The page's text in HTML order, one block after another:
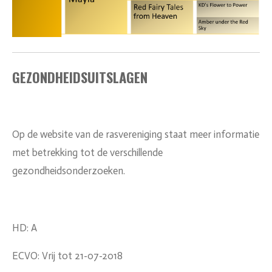
GEZONDHEIDSUITSLAGEN
Op de website van de rasvereniging staat meer informatie
met betrekking tot de verschillende
gezondheidsonderzoeken.
HD: A
ECVO: Vrij tot 21-07-2018